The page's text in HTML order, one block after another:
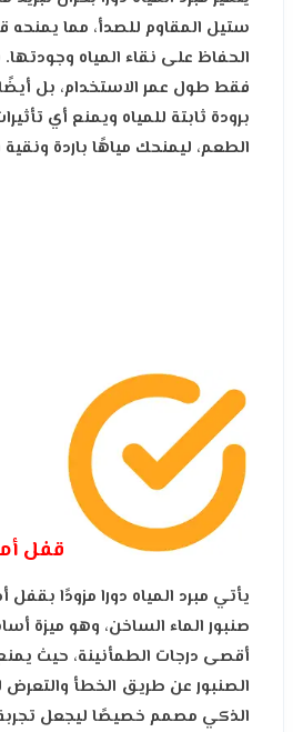
ستيل المقاوم للصدأ، مما يمنحه
الحفاظ على نقاء المياه
فقط طول عمر الاستخدام، بل
برودة ثابتة للمياه ويمنع أي
الطعم، ليمنحك مياهًا باردة
قفل
يأتي مبرد المياه دورا مزودًا
صنبور الماء الساخن، وهو ميزة
أقصى درجات الطمأنينة، حيث
الصنبور عن طريق الخطأ والتعرض
الذكي مصمم خصيصًا ليجعل تجربة